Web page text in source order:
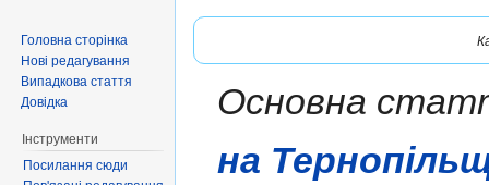
Основна
на
Головна сторінка
Нові редагування
Випадкова стаття
Довідка
Інструменти
Посилання сюди